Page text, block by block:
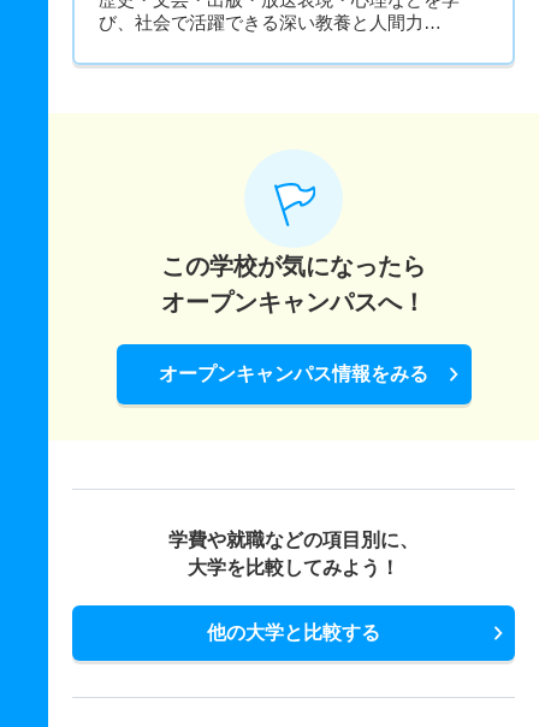
び、社会で活躍できる深い教養と人間力…
この学校が気になったら
オープンキャンパスへ！
オープンキャンパス情報をみる
学費や就職などの項目別に、
大学を比較してみよう！
他の大学と比較する